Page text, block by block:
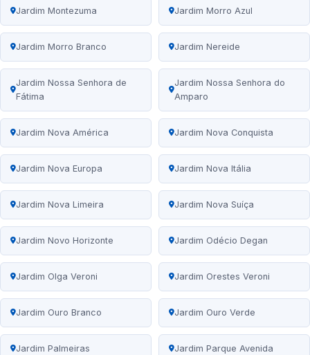
Jardim Montezuma Jardim Morro Azul
Jardim Morro Branco Jardim Nereide
Jardim Nossa Senhora de
Fátima
Jardim Nossa Senhora do
Amparo
Jardim Nova América Jardim Nova Conquista
Jardim Nova Europa Jardim Nova Itália
Jardim Nova Limeira Jardim Nova Suíça
Jardim Novo Horizonte Jardim Odécio Degan
Jardim Olga Veroni Jardim Orestes Veroni
Jardim Ouro Branco Jardim Ouro Verde
Jardim Palmeiras Jardim Parque Avenida